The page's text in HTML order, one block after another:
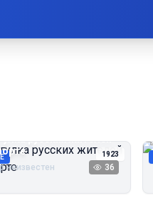
1923
русских жителей
неизвестен 36